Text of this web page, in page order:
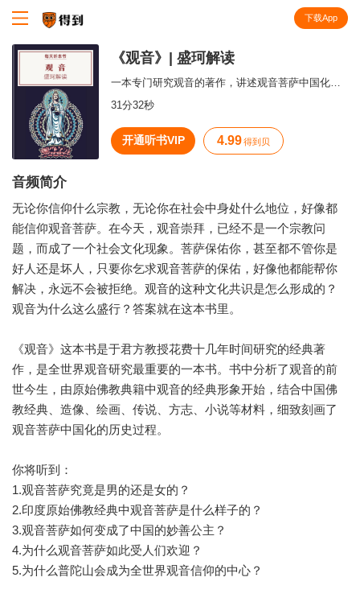
下载App
《观音》| 盛珂解读
一本专门研究观音的著作，讲述观音菩萨中国化的历史过程。
31分32秒
开通听书VIP 4.99 得到贝
音频简介
无论你信仰什么宗教，无论你在社会中身处什么地位，好像都
能信仰观音菩萨。在今天，观音崇拜，已经不是一个宗教问
题，而成了一个社会文化现象。菩萨保佑你，甚至都不管你是
好人还是坏人，只要你乞求观音菩萨的保佑，好像他都能帮你
解决，永远不会被拒绝。观音的这种文化共识是怎么形成的？
观音为什么这么盛行？答案就在这本书里。
《观音》这本书是于君方教授花费十几年时间研究的经典著
作，是全世界观音研究最重要的一本书。书中分析了观音的前
世今生，由原始佛教典籍中观音的经典形象开始，结合中国佛
教经典、造像、绘画、传说、方志、小说等材料，细致刻画了
观音菩萨中国化的历史过程。
你将听到：
1.观音菩萨究竟是男的还是女的？
2.印度原始佛教经典中观音菩萨是什么样子的？
3.观音菩萨如何变成了中国的妙善公主？
4.为什么观音菩萨如此受人们欢迎？
5.为什么普陀山会成为全世界观音信仰的中心？